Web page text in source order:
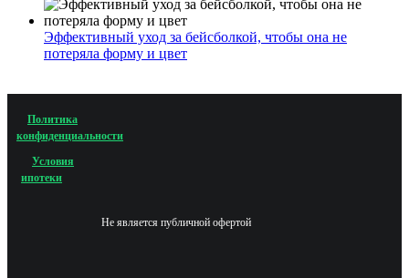
Эффективный уход за бейсболкой, чтобы она не
потеряла форму и цвет
Политика
конфиденциальности
Условия
ипотеки
Не является публичной офертой